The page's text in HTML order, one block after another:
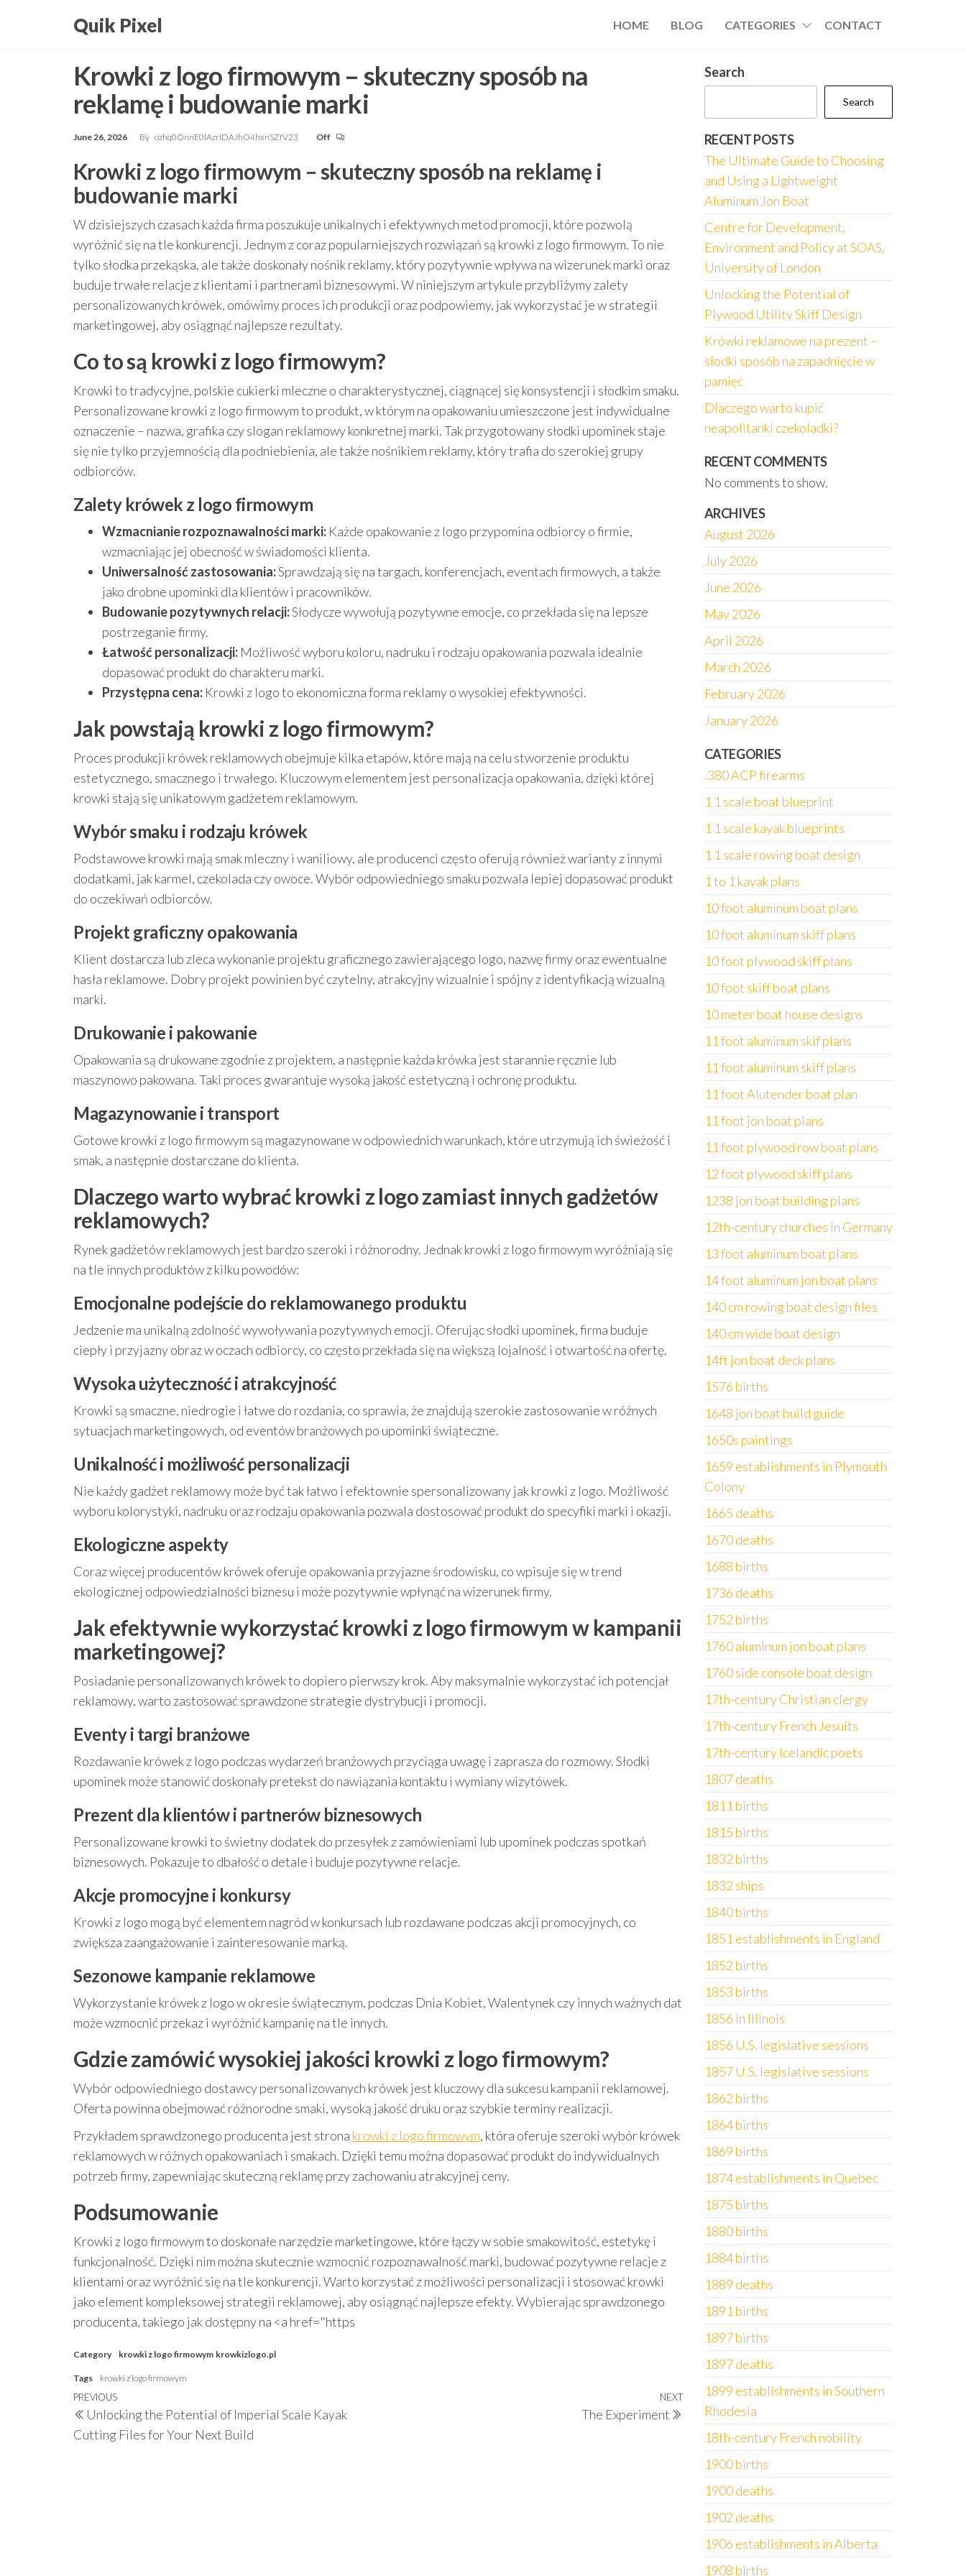
Quik Pixel HOME BLOG CATEGORIES CONTACT
Krowki z logo firmowym – skuteczny sposób na
reklamę i budowanie marki
June 26, 2026 By ozhq0OnnE0lAzrIDAJhO4hxnSZfV23 Off
Krowki z logo firmowym – skuteczny sposób na reklamę i
budowanie marki
W dzisiejszych czasach każda firma poszukuje unikalnych i efektywnych metod promocji, które pozwolą
wyróżnić się na tle konkurencji. Jednym z coraz popularniejszych rozwiązań są krowki z logo firmowym. To nie
tylko słodka przekąska, ale także doskonały nośnik reklamy, który pozytywnie wpływa na wizerunek marki oraz
buduje trwałe relacje z klientami i partnerami biznesowymi. W niniejszym artykule przybliżymy zalety
personalizowanych krówek, omówimy proces ich produkcji oraz podpowiemy, jak wykorzystać je w strategii
marketingowej, aby osiągnąć najlepsze rezultaty.
Co to są krowki z logo firmowym?
Krowki to tradycyjne, polskie cukierki mleczne o charakterystycznej, ciągnącej się konsystencji i słodkim smaku.
Personalizowane krowki z logo firmowym to produkt, w którym na opakowaniu umieszczone jest indywidualne
oznaczenie – nazwa, grafika czy slogan reklamowy konkretnej marki. Tak przygotowany słodki upominek staje
się nie tylko przyjemnością dla podniebienia, ale także nośnikiem reklamy, który trafia do szerokiej grupy
odbiorców.
Zalety krówek z logo firmowym
Wzmacnianie rozpoznawalności marki: Każde opakowanie z logo przypomina odbiorcy o firmie,
wzmacniając jej obecność w świadomości klienta.
Uniwersalność zastosowania:Sprawdzają się na targach, konferencjach, eventach firmowych, a także
jako drobne upominki dla klientów i pracowników.
Budowanie pozytywnych relacji:Słodycze wywołują pozytywne emocje, co przekłada się na lepsze
postrzeganie firmy.
Łatwość personalizacji: Możliwość wyboru koloru, nadruku i rodzaju opakowania pozwala idealnie
dopasować produkt do charakteru marki.
Przystępna cena: Krowki z logo to ekonomiczna forma reklamy o wysokiej efektywności.
Jak powstają krowki z logo firmowym?
Proces produkcji krówek reklamowych obejmuje kilka etapów, które mają na celu stworzenie produktu
estetycznego, smacznego i trwałego. Kluczowym elementem jest personalizacja opakowania, dzięki której
krowki stają się unikatowym gadżetem reklamowym.
Wybór smaku i rodzaju krówek
Podstawowe krowki mają smak mleczny i waniliowy, ale producenci często oferują również warianty z innymi
dodatkami, jak karmel, czekolada czy owoce. Wybór odpowiedniego smaku pozwala lepiej dopasować produkt
do oczekiwań odbiorców.
Projekt graficzny opakowania
Klient dostarcza lub zleca wykonanie projektu graficznego zawierającego logo, nazwę firmy oraz ewentualne
hasła reklamowe. Dobry projekt powinien być czytelny, atrakcyjny wizualnie i spójny z identyfikacją wizualną
marki.
Drukowanie i pakowanie
Opakowania są drukowane zgodnie z projektem, a następnie każda krówka jest starannie ręcznie lub
maszynowo pakowana. Taki proces gwarantuje wysoką jakość estetyczną i ochronę produktu.
Magazynowanie i transport
Gotowe krowki z logo firmowym są magazynowane w odpowiednich warunkach, które utrzymują ich świeżość i
smak, a następnie dostarczane do klienta.
Dlaczego warto wybrać krowki z logo zamiast innych gadżetów
reklamowych?
Rynek gadżetów reklamowych jest bardzo szeroki i różnorodny. Jednak krowki z logo firmowym wyróżniają się
na tle innych produktów z kilku powodów:
Emocjonalne podejście do reklamowanego produktu
Jedzenie ma unikalną zdolność wywoływania pozytywnych emocji. Oferując słodki upominek, firma buduje
ciepły i przyjazny obraz w oczach odbiorcy, co często przekłada się na większą lojalność i otwartość na ofertę.
Wysoka użyteczność i atrakcyjność
Krowki są smaczne, niedrogie i łatwe do rozdania, co sprawia, że znajdują szerokie zastosowanie w różnych
sytuacjach marketingowych, od eventów branżowych po upominki świąteczne.
Unikalność i możliwość personalizacji
Nie każdy gadżet reklamowy może być tak łatwo i efektownie spersonalizowany jak krowki z logo. Możliwość
wyboru kolorystyki, nadruku oraz rodzaju opakowania pozwala dostosować produkt do specyfiki marki i okazji.
Ekologiczne aspekty
Coraz więcej producentów krówek oferuje opakowania przyjazne środowisku, co wpisuje się w trend
ekologicznej odpowiedzialności biznesu i może pozytywnie wpłynąć na wizerunek firmy.
Jak efektywnie wykorzystać krowki z logo firmowym w kampanii
marketingowej?
Posiadanie personalizowanych krówek to dopiero pierwszy krok. Aby maksymalnie wykorzystać ich potencjał
reklamowy, warto zastosować sprawdzone strategie dystrybucji i promocji.
Eventy i targi branżowe
Rozdawanie krówek z logo podczas wydarzeń branżowych przyciąga uwagę i zaprasza do rozmowy. Słodki
upominek może stanowić doskonały pretekst do nawiązania kontaktu i wymiany wizytówek.
Prezent dla klientów i partnerów biznesowych
Personalizowane krowki to świetny dodatek do przesyłek z zamówieniami lub upominek podczas spotkań
biznesowych. Pokazuje to dbałość o detale i buduje pozytywne relacje.
Akcje promocyjne i konkursy
Krowki z logo mogą być elementem nagród w konkursach lub rozdawane podczas akcji promocyjnych, co
zwiększa zaangażowanie i zainteresowanie marką.
Sezonowe kampanie reklamowe
Wykorzystanie krówek z logo w okresie świątecznym, podczas Dnia Kobiet, Walentynek czy innych ważnych dat
może wzmocnić przekaz i wyróżnić kampanię na tle innych.
Gdzie zamówić wysokiej jakości krowki z logo firmowym?
Wybór odpowiedniego dostawcy personalizowanych krówek jest kluczowy dla sukcesu kampanii reklamowej.
Oferta powinna obejmować różnorodne smaki, wysoką jakość druku oraz szybkie terminy realizacji.
Przykładem sprawdzonego producenta jest strona krowki z logo firmowym, która oferuje szeroki wybór krówek
reklamowych w różnych opakowaniach i smakach. Dzięki temu można dopasować produkt do indywidualnych
potrzeb firmy, zapewniając skuteczną reklamę przy zachowaniu atrakcyjnej ceny.
Podsumowanie
Krowki z logo firmowym to doskonałe narzędzie marketingowe, które łączy w sobie smakowitość, estetykę i
funkcjonalność. Dzięki nim można skutecznie wzmocnić rozpoznawalność marki, budować pozytywne relacje z
klientami oraz wyróżnić się na tle konkurencji. Warto korzystać z możliwości personalizacji i stosować krowki
jako element kompleksowej strategii reklamowej, aby osiągnąć najlepsze efekty. Wybierając sprawdzonego
producenta, takiego jak dostępny na <a href="https
Category krowki z logo firmowym krowkizlogo.pl
Tags krowki z logo firmowym
Post
navigation
Previous
Post
PREVIOUS
Unlocking the Potential of Imperial Scale Kayak
Cutting Files for Your Next Build
Next
Post
NEXT
The Experiment
Search
Search
RECENT POSTS
The Ultimate Guide to Choosing
and Using a Lightweight
Aluminum Jon Boat
Centre for Development,
Environment and Policy at SOAS,
University of London
Unlocking the Potential of
Plywood Utility Skiff Design
Krówki reklamowe na prezent –
słodki sposób na zapadnięcie w
pamięć
Dlaczego warto kupić
neapolitanki czekoladki?
RECENT COMMENTS
No comments to show.
ARCHIVES
August 2026
July 2026
June 2026
May 2026
April 2026
March 2026
February 2026
January 2026
CATEGORIES
.380 ACP firearms
1 1 scale boat blueprint
1 1 scale kayak blueprints
1 1 scale rowing boat design
1 to 1 kayak plans
10 foot aluminum boat plans
10 foot aluminum skiff plans
10 foot plywood skiff plans
10 foot skiff boat plans
10 meter boat house designs
11 foot aluminum skif plans
11 foot aluminum skiff plans
11 foot Alutender boat plan
11 foot jon boat plans
11 foot plywood row boat plans
12 foot plywood skiff plans
1238 jon boat building plans
12th-century churches in Germany
13 foot aluminum boat plans
14 foot aluminum jon boat plans
140 cm rowing boat design files
140 cm wide boat design
14ft jon boat deck plans
1576 births
1648 jon boat build guide
1650s paintings
1659 establishments in Plymouth
Colony
1665 deaths
1670 deaths
1688 births
1736 deaths
1752 births
1760 aluminum jon boat plans
1760 side console boat design
17th-century Christian clergy
17th-century French Jesuits
17th-century Icelandic poets
1807 deaths
1811 births
1815 births
1832 births
1832 ships
1840 births
1851 establishments in England
1852 births
1853 births
1856 in Illinois
1856 U.S. legislative sessions
1857 U.S. legislative sessions
1862 births
1864 births
1869 births
1874 establishments in Quebec
1875 births
1880 births
1884 births
1889 deaths
1891 births
1897 births
1897 deaths
1899 establishments in Southern
Rhodesia
18th-century French nobility
1900 births
1900 deaths
1902 deaths
1906 establishments in Alberta
1908 births